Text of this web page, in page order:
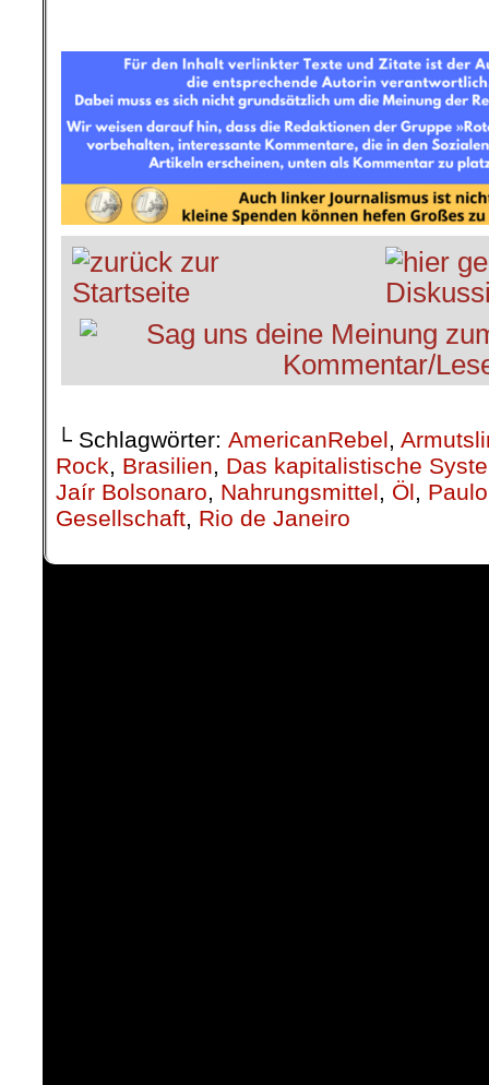
└ Schlagwörter: AmericanRebel,
Rock, Brasilien, Das kapitalistische
Jaír Bolsonaro, Nahrungsmittel, Öl,
Gesellschaft, Rio de Janeiro